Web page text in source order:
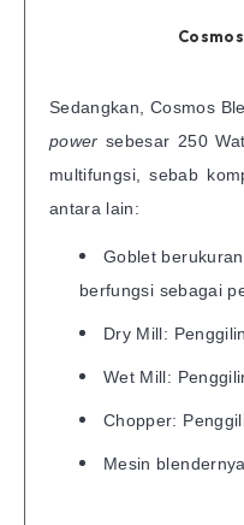
Sedangkan, Cosmos
powersebesar 250
multifungsi, sebab
antara lain:
Goblet
berfungsi sebagai
Dry Mill:
Wet Mill:
Chopper:
Mesin